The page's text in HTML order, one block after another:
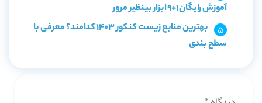
آموزش رایگان 1+9 ابزار بینظیر مرور
بهترین منابع زیست کنکور 1403 کدامند؟ معرفی با
سطح بندی